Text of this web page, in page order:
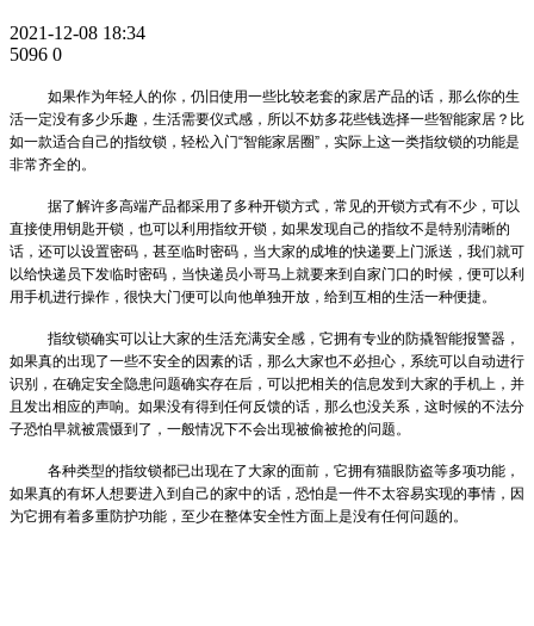
2021-12-08 18:34
5096 0
如果作为年轻人的你，仍旧使用一些比较老套的家居产品的话，那么你的生
活一定没有多少乐趣，生活需要仪式感，所以不妨多花些钱选择一些智能家居？比
如一款适合自己的指纹锁，轻松入门“智能家居圈”，实际上这一类指纹锁的功能是
非常齐全的。
据了解许多高端产品都采用了多种开锁方式，常见的开锁方式有不少，可以
直接使用钥匙开锁，也可以利用指纹开锁，如果发现自己的指纹不是特别清晰的
话，还可以设置密码，甚至临时密码，当大家的成堆的快递要上门派送，我们就可
以给快递员下发临时密码，当快递员小哥马上就要来到自家门口的时候，便可以利
用手机进行操作，很快大门便可以向他单独开放，给到互相的生活一种便捷。
指纹锁确实可以让大家的生活充满安全感，它拥有专业的防撬智能报警器，
如果真的出现了一些不安全的因素的话，那么大家也不必担心，系统可以自动进行
识别，在确定安全隐患问题确实存在后，可以把相关的信息发到大家的手机上，并
且发出相应的声响。如果没有得到任何反馈的话，那么也没关系，这时候的不法分
子恐怕早就被震慑到了，一般情况下不会出现被偷被抢的问题。
各种类型的指纹锁都已出现在了大家的面前，它拥有猫眼防盗等多项功能，
如果真的有坏人想要进入到自己的家中的话，恐怕是一件不太容易实现的事情，因
为它拥有着多重防护功能，至少在整体安全性方面上是没有任何问题的。